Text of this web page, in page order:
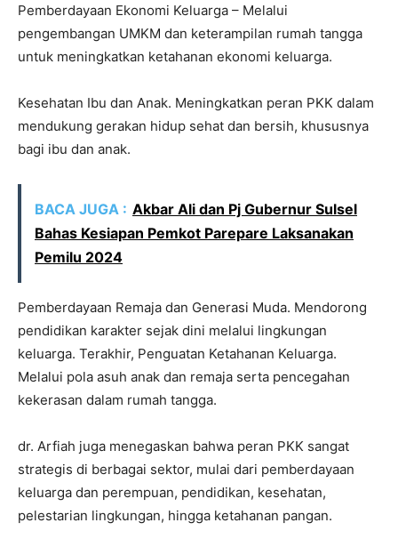
Pemberdayaan Ekonomi Keluarga – Melalui
pengembangan UMKM dan keterampilan rumah tangga
untuk meningkatkan ketahanan ekonomi keluarga.
Kesehatan Ibu dan Anak. Meningkatkan peran PKK dalam
mendukung gerakan hidup sehat dan bersih, khususnya
bagi ibu dan anak.
BACA JUGA : Akbar Ali dan Pj Gubernur Sulsel
Bahas Kesiapan Pemkot Parepare Laksanakan
Pemilu 2024
Pemberdayaan Remaja dan Generasi Muda. Mendorong
pendidikan karakter sejak dini melalui lingkungan
keluarga. Terakhir, Penguatan Ketahanan Keluarga.
Melalui pola asuh anak dan remaja serta pencegahan
kekerasan dalam rumah tangga.
dr. Arfiah juga menegaskan bahwa peran PKK sangat
strategis di berbagai sektor, mulai dari pemberdayaan
keluarga dan perempuan, pendidikan, kesehatan,
pelestarian lingkungan, hingga ketahanan pangan.